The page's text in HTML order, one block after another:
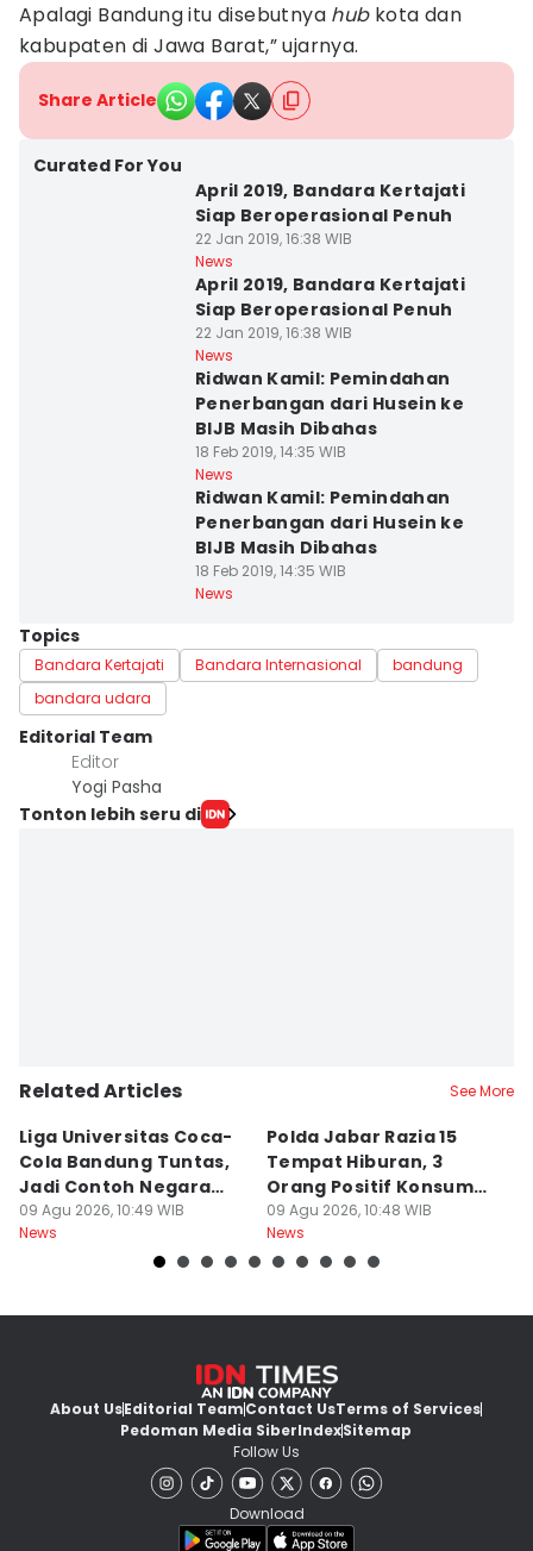
Apalagi Bandung itu disebutnya hubkota dan
kabupaten di Jawa Barat,” ujarnya.
Share Article
Curated For You
April 2019, Bandara Kertajati
Siap Beroperasional Penuh
22 Jan 2019, 16:38 WIB
News
April 2019, Bandara Kertajati
Siap Beroperasional Penuh
22 Jan 2019, 16:38 WIB
News
Ridwan Kamil: Pemindahan
Penerbangan dari Husein ke
BIJB Masih Dibahas
18 Feb 2019, 14:35 WIB
News
Ridwan Kamil: Pemindahan
Penerbangan dari Husein ke
BIJB Masih Dibahas
18 Feb 2019, 14:35 WIB
News
Topics
Bandara Kertajati Bandara Internasional
bandung
bandara udara
Editorial Team
Editor
Yogi Pasha
Tonton lebih seru di
Related Articles See More
Liga Universitas Coca-
Cola Bandung Tuntas,
Jadi Contoh Negara
Lain
09 Agu 2026, 10:49 WIB
News
Polda Jabar Razia 15
Tempat Hiburan, 3
Orang Positif Konsumsi
Narkoba
09 Agu 2026, 10:48 WIB
News
About UsEditorial TeamContact UsTerms of Services
Pedoman Media SiberIndexSitemap
Follow Us
Download